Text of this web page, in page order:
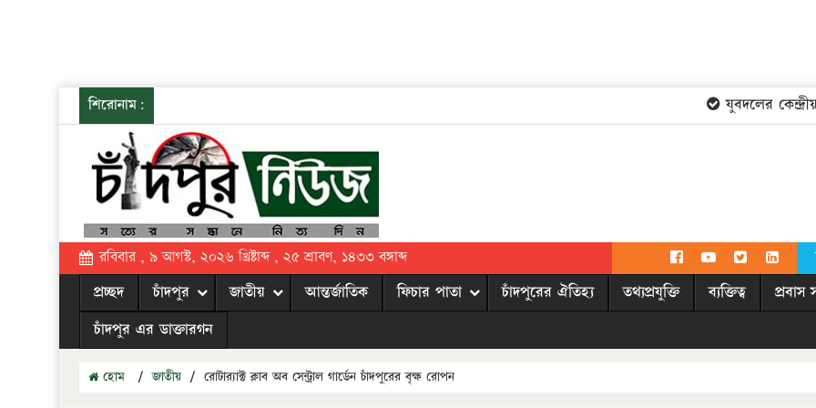
শিরোনাম: যুবদলের কেন্দ্রীয়
রবিবার , ৯ আগস্ট, ২০২৬ খ্রিষ্টাব্দ , ২৫ শ্রাবণ, ১৪৩৩ বঙ্গাব্দ
প্রচ্ছদ চাঁদপুর জাতীয় আন্তর্জাতিক ফিচার পাতা চাঁদপুরের ঐতিহ্য তথ্যপ্রযুক্তি ব্যক্তিত্ব প্রবাস
চাঁদপুর এর ডাক্তারগন
হোম / জাতীয় / রোটার‌্যাক্ট ক্লাব অব সেন্ট্রাল গার্ডেন চাঁদপুরের বৃক্ষ রোপন